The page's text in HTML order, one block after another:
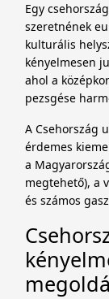
Egy
szeretnének
kulturális
kényelmesen
ahol a
pezsgése
A Csehország
érdemes
a
megtehető), a
és számos